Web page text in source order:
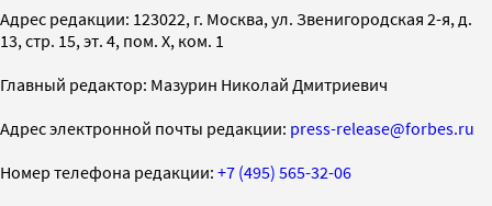
Адрес редакции: 123022, г. Москва, ул. Звенигородская 2-я, д.
13, стр. 15, эт. 4, пом. X, ком. 1
Главный редактор: Мазурин Николай Дмитриевич
Адрес электронной почты редакции: press-release@forbes.ru
Номер телефона редакции: +7 (495) 565-32-06